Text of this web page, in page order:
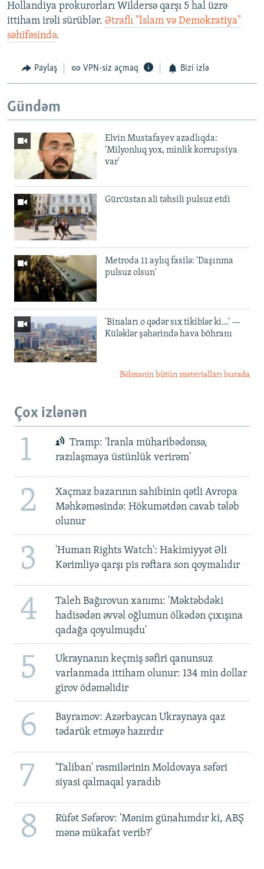
Hollandiya prokurorları Wildersə qarşı 5 hal üzrə
ittiham irəli sürüblər. Ətraflı "İslam və Demokratiya"
səhifəsində.
Paylaş VPN-siz açmaq Bizi izlə
Gündəm
Elvin Mustafayev azadlıqda:
'Milyonluq yox, minlik korrupsiya
var'
Gürcüstan ali təhsili pulsuz etdi
Metroda 11 aylıq fasilə: 'Daşınma
pulsuz olsun'
'Binaları o qədər sıx tikiblər ki...' —
Küləklər şəhərində hava böhranı
Bölmənin bütün materialları burada
Çox izlənən
1
Tramp: 'İranla müharibədənsə,
razılaşmaya üstünlük verirəm'
2
Xaçmaz bazarının sahibinin qətli Avropa
Məhkəməsində: Hökumətdən cavab tələb
olunur
3
'Human Rights Watch': Hakimiyyət Əli
Kərimliyə qarşı pis rəftara son qoymalıdır
4
Taleh Bağırovun xanımı: 'Məktəbdəki
hadisədən əvvəl oğlumun ölkədən çıxışına
qadağa qoyulmuşdu'
5
Ukraynanın keçmiş səfiri qanunsuz
varlanmada ittiham olunur: 134 min dollar
girov ödəməlidir
6
Bayramov: Azərbaycan Ukraynaya qaz
tədarük etməyə hazırdır
7
'Taliban' rəsmilərinin Moldovaya səfəri
siyasi qalmaqal yaradıb
8
Rüfət Səfərov: 'Mənim günahımdır ki, ABŞ
mənə mükafat verib?'